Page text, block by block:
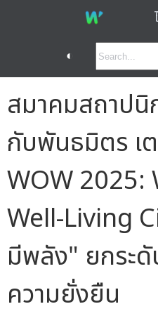
◐
สมาคมสถาปนิ
กับพันธมิตร เ
WOW
Well-Living
มีพลัง" ยกระ
ความยั่งยืน